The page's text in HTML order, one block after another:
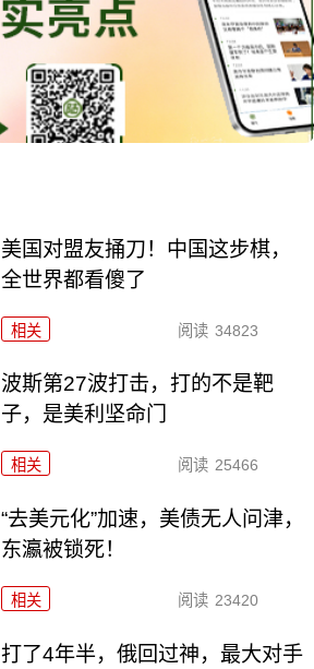
美国对盟友捅刀！中国这步棋，
全世界都看傻了
相关 阅读 34823
波斯第27波打击，打的不是靶
子，是美利坚命门
相关 阅读 25466
“去美元化”加速，美债无人问津，
东瀛被锁死！
相关 阅读 23420
打了4年半，俄回过神，最大对手